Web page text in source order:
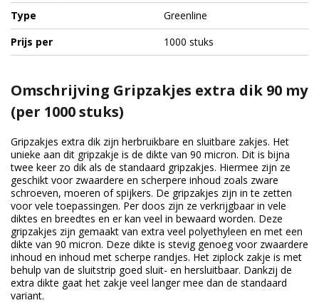
Type
Greenline
Prijs per
1000 stuks
Omschrijving Gripzakjes extra dik 90 my
(per 1000 stuks)
Gripzakjes extra dik zijn herbruikbare en sluitbare zakjes. Het
unieke aan dit gripzakje is de dikte van 90 micron. Dit is bijna
twee keer zo dik als de standaard gripzakjes. Hiermee zijn ze
geschikt voor zwaardere en scherpere inhoud zoals zware
schroeven, moeren of spijkers. De gripzakjes zijn in te zetten
voor vele toepassingen. Per doos zijn ze verkrijgbaar in vele
diktes en breedtes en er kan veel in bewaard worden. Deze
gripzakjes zijn gemaakt van extra veel polyethyleen en met een
dikte van 90 micron. Deze dikte is stevig genoeg voor zwaardere
inhoud en inhoud met scherpe randjes. Het ziplock zakje is met
behulp van de sluitstrip goed sluit- en hersluitbaar. Dankzij de
extra dikte gaat het zakje veel langer mee dan de standaard
variant.